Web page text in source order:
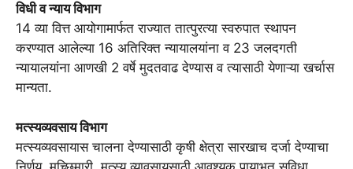
विधी व न्याय विभाग
14 व्या वित्त आयोगामार्फत राज्यात तात्पुरत्या स्वरुपात स्थापन
करण्यात आलेल्या 16 अतिरिक्त न्यायालयांना व 23 जलदगती
न्यायालयांना आणखी 2 वर्षे मुदतवाढ देण्यास व त्यासाठी येणाऱ्या खर्चास
मान्यता.
मत्स्यव्यवसाय विभाग
मत्स्यव्यवसायास चालना देण्यासाठी कृषी क्षेत्रा सारखाच दर्जा देण्याचा